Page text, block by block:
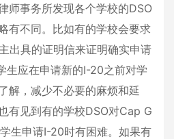
师事务所发现各个学校的DSO
有不同。比如有的学校会要求
出具的证明信来证明确实申请
生应在申请新的I-20之前对学
解，减少不必要的麻烦和延
有见到有的学校DSO对Cap G
生申请I-20时有困难。如果有